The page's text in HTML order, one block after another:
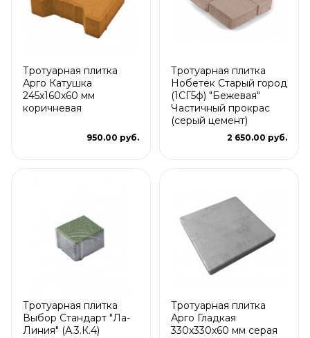
Тротуарная плитка
Арго Катушка
245x160x60 мм
коричневая
950.00 руб.
Тротуарная плитка
Нобетек Старый город
(1СГ5ф) "Бежевая"
Частичный прокрас
(серый цемент)
2 650.00 руб.
Тротуарная плитка
Выбор Стандарт "Ла-
Линия" (А.3.К.4)
Тротуарная плитка
Арго Гладкая
330x330x60 мм серая